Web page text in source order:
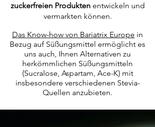
zuckerfreien Produktenentwickeln und
vermarkten können.
Das Know-how von Bariatrix Europe in
Bezug auf Süßungsmittel ermöglicht es
uns auch, Ihnen Alternativen zu
herkömmlichen Süßungsmitteln
(Sucralose, Aspartam, Ace-K) mit
insbesondere verschiedenen Stevia-
Quellen anzubieten.